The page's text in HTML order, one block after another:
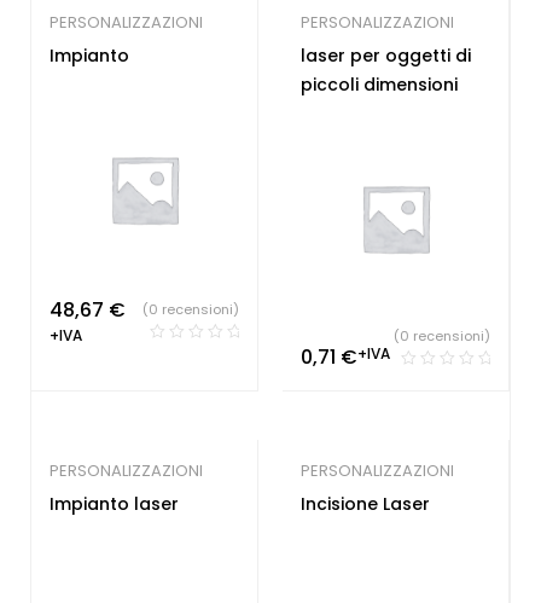
PERSONALIZZAZIONI
Impianto
48,67 €
+IVA
(0 recensioni)
PERSONALIZZAZIONI
laser per oggetti di
piccoli dimensioni
0,71 €+IVA
(0 recensioni)
PERSONALIZZAZIONI
Impianto laser
PERSONALIZZAZIONI
Incisione Laser